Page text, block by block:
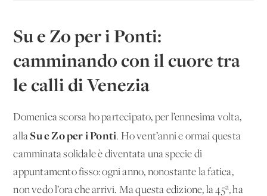
Su e Zo per i Ponti:
camminando con il cuore tra
le calli di Venezia
Domenica scorsa ho partecipato, per l’ennesima volta,
allaSu e Zo per i Ponti. Ho vent’anni e ormai questa
camminata solidale è diventata una specie di
appuntamento fisso: ogni anno, nonostante la fatica,
non vedo l’ora che arrivi. Ma questa edizione, la 45ª, ha